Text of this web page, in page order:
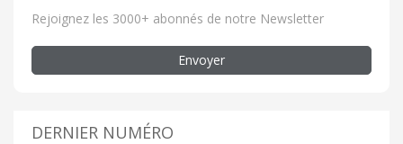
Rejoignez les 3000+ abonnés de notre Newsletter
Envoyer
DERNIER NUMÉRO